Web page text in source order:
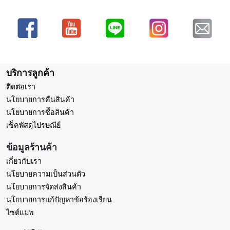
บริการลูกค้า
ติดต่อเรา
นโยบายการคืนสินค้า
นโยบายการซื้อสินค้า
เช็คพัสดุไปรษณีย์
ข้อมูลร้านค้า
เกี่ยวกับเรา
นโยบายความเป็นส่วนตัว
นโยบายการจัดส่งสินค้า
นโยบายการแก้ปัญหาข้อร้องเรียน
ไซต์แมพ